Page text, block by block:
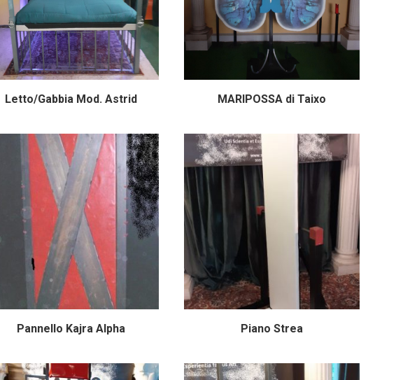
Letto/Gabbia Mod. Astrid MARIPOSSA di Taixo
Pannello Kajra Alpha Piano Strea